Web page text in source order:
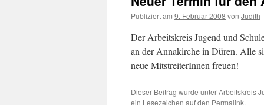
Publiziert am 9. Februar 2008 von Judith
Der Arbeitskreis Jugend und
an der Annakirche in Düren. Alle
neue MitstreiterInnen freuen!
Dieser Beitrag wurde unterArbeitskreis
ein Lesezeichen auf den Permalink.